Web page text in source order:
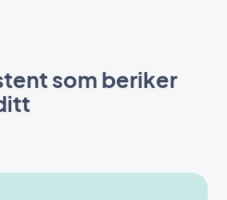
som beriker